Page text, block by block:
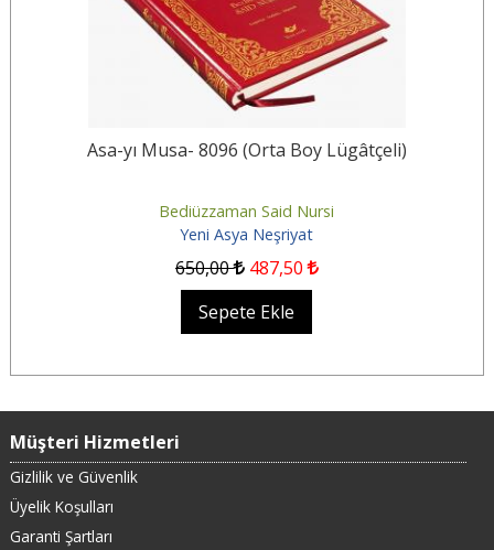
Asa-yı Musa- 8096 (Orta Boy Lügâtçeli)
Bediüzzaman Said Nursi
Yeni Asya Neşriyat
650,00 487,50
Sepete Ekle
Müşteri Hizmetleri
Gizlilik ve Güvenlik
Üyelik Koşulları
Garanti Şartları